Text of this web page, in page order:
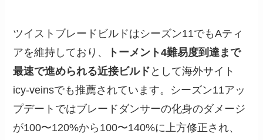
ツイストブレードビルドはシーズン11でもAティ
アを維持しており、
トーメント4難易度到達まで
最速で進められる近接ビルド として海外サイト
icy-veinsでも推薦されています。シーズン11アッ
プデートではブレードダンサーの化身のダメージ
が100〜120%から100〜140%に上方修正され、